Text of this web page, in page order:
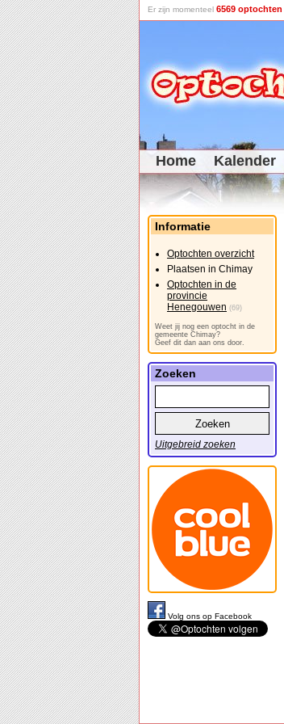
Er zijn momenteel 6569 optochten
Home Kalender
Informatie
Optochten overzicht
Plaatsen in Chimay
Optochten in de
provincie
Henegouwen (69)
Weet jij nog een optocht in de
gemeente Chimay?
Geef dit dan aan ons door.
Zoeken
Uitgebreid zoeken
Volg ons op Facebook